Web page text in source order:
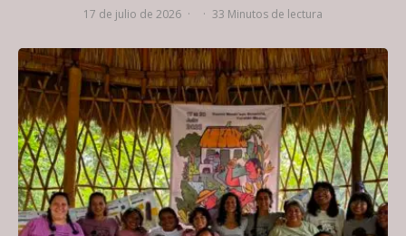
17 de julio de 2026 · · 33 Minutos de lectura